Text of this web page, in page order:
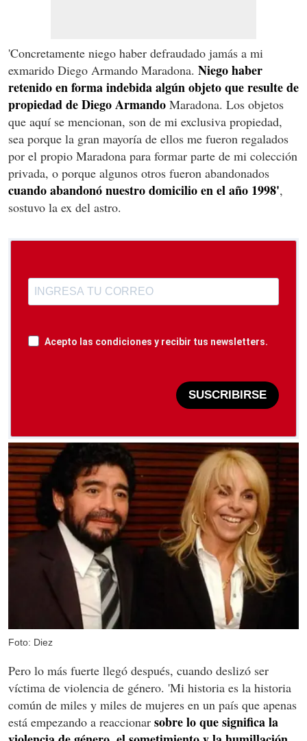
'Concretamente niego haber defraudado jamás a mi
exmarido Diego Armando Maradona. Niego haber
retenido en forma indebida algún objeto que resulte de
propiedad de Diego Armando Maradona. Los objetos
que aquí se mencionan, son de mi exclusiva propiedad,
sea porque la gran mayoría de ellos me fueron regalados
por el propio Maradona para formar parte de mi colección
privada, o porque algunos otros fueron abandonados
cuando abandonó nuestro domicilio en el año 1998',
sostuvo la ex del astro.
Acepto las condiciones y recibir tus newsletters.
SUSCRIBIRSE
Foto: Diez
Pero lo más fuerte llegó después, cuando deslizó ser
víctima de violencia de género. 'Mi historia es la historia
común de miles y miles de mujeres en un país que apenas
está empezando a reaccionar sobre lo que significa la